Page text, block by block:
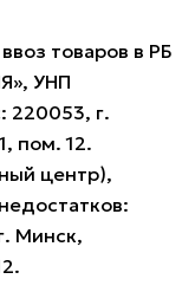
товаров в РБ
УНП
220053, г.
пом. 12.
центр),
Минск,